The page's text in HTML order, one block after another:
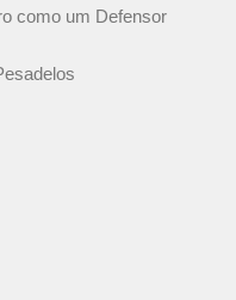
como um Defensor